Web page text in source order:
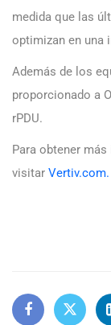
medida que las
optimizan en una
Además de los
proporcionado a
rPDU.
Para obtener
visitar Vertiv.com.